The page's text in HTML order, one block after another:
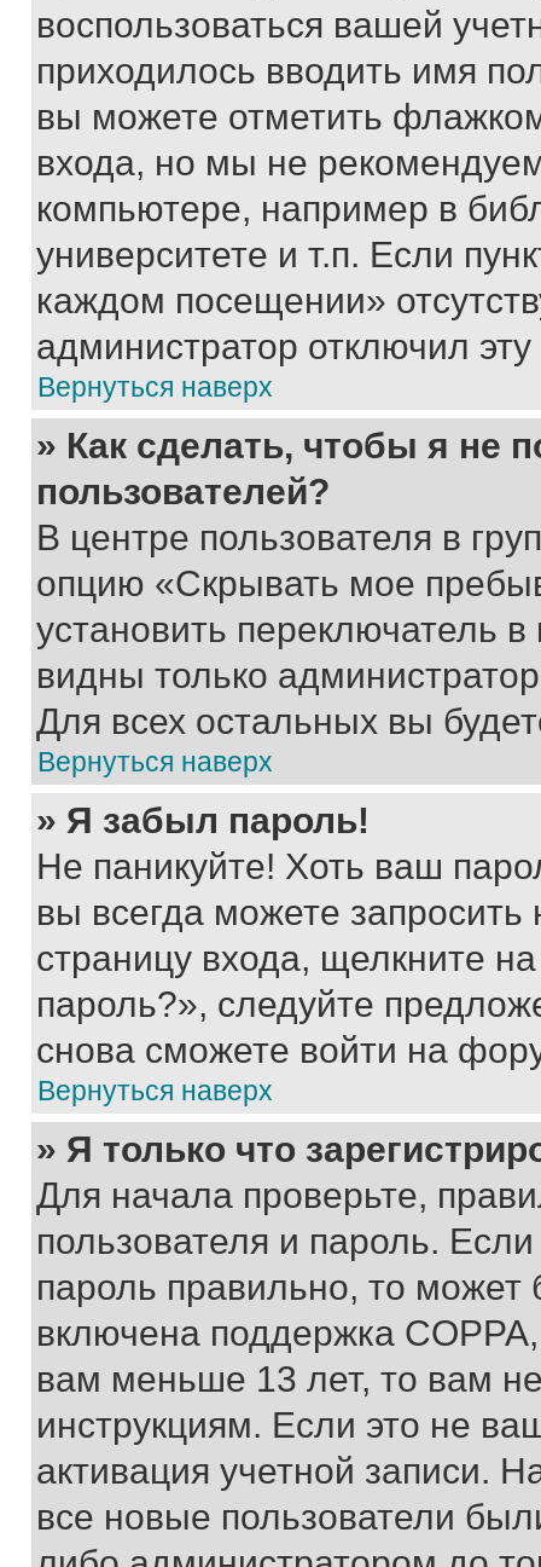
воспользоваться вашей
приходилось вводить имя
вы можете отметить
входа, но мы не
компьютере, например в
университете и т.п. Если
каждом посещении»
администратор отключил
Вернуться наверх
» Как сделать, чтобы я не
пользователей?
В центре пользователя в
опцию «Скрывать мое
установить переключатель
видны только
Для всех остальных вы
Вернуться наверх
» Я забыл пароль!
Не паникуйте! Хоть ваш
вы всегда можете
страницу входа, щелкните
пароль?», следуйте
снова сможете войти на
Вернуться наверх
» Я только что
Для начала проверьте,
пользователя и пароль.
пароль правильно, то может
включена поддержка
вам меньше 13 лет, то вам
инструкциям. Если это не
активация учетной записи.
все новые пользователи